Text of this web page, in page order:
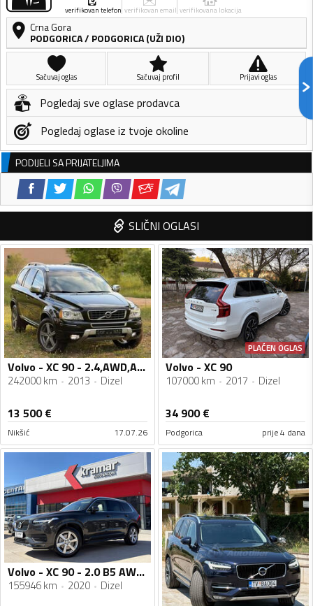
verifikovan telefon verifikovan email verifikovana lokacija
Crna Gora
PODGORICA/ PODGORICA (UŽI DIO)
Sačuvaj oglas Sačuvaj profil Prijavi oglas
Pogledaj sve oglase prodavca
Pogledaj oglase iz tvoje okoline
PODIJELI SA PRIJATELJIMA
SLIČNI OGLASI
Volvo - XC 90 - 2.4,AWD,AUTOMATIK,2013GOD.
242000 km 2013 Dizel
13 500€
Nikšić 17.07.26
PLAĆEN OGLAS
Volvo - XC 90
107000 km 2017 Dizel
34 900€
Podgorica prije 4 dana
Volvo - XC 90 - 2.0 B5 AWD 4x4 Automatik-Geartronic Inscription VIRTUAL COCKPIT - Full LED
155946 km 2020 Dizel